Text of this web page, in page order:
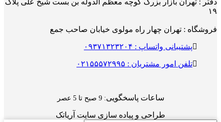
دفتر : تهران بازار بزرگ کوچه معظم الدوله بن بست شیخ علی پلاک
۱۹
فروشگاه : تهران چهار راه مولوی خیابان صاحب جمع
پشتیبانی واتساپ : ۰۹۳۷۱۳۲۳۲۰۴
تلفن امور مشتریان : ۰۲۱۵۵۵۷۲۹۹۵
ساعات پاسخگویی: 9 صبح تا 5 عصر
طراحی و پیاده سازی سایت آریاتک